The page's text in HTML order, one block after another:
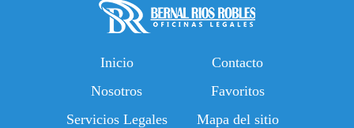
Inicio
Nosotros
Servicios Legales
Contacto
Favoritos
Mapa del sitio